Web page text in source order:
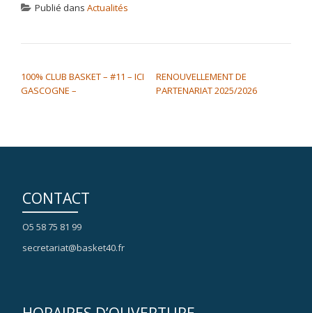
Publié dans Actualités
100% CLUB BASKET – #11 – ICI
GASCOGNE –
RENOUVELLEMENT DE
PARTENARIAT 2025/2026
CONTACT
O5 58 75 81 99
secretariat@basket40.fr